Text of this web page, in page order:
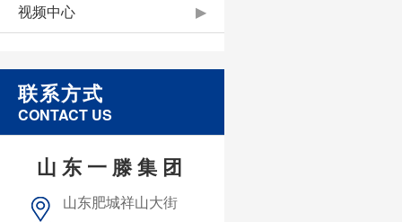
视频中心 ▶
联系方式
CONTACT US
山东一滕集团
山东肥城祥山大街